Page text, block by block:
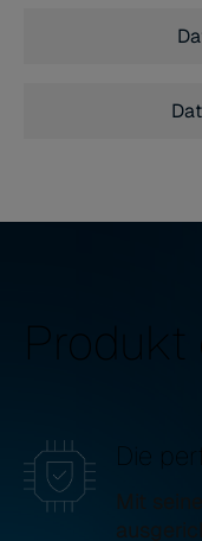
Die
Mit